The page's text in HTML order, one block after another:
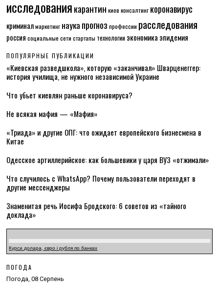
исследованиякарантин киев консалтинг коронавирус
криминалмаркетинг наукапрогноз профессии расследования
россия социальные сети стартапы технологии экономика эпидемия
ПОПУЛЯРНЫЕ ПУБЛИКАЦИИ
«Киевская разведшкола», которую «заканчивал» Шварценеггер:
история училища, не нужного независимой Украине
Что убьет киевлян раньше коронавируса?
Не всякая мафия — «Мафия»
«Триада» и другие ОПГ: что ожидает европейского бизнесмена в
Китае
Одесское артиллерийское: как большевики у царя ВУЗ «отжимали»
Что случилось с WhatsApp? Почему пользователи переходят в
другие мессенджеры
Знаменитая речь Иосифа Бродского: 6 советов из «тайного
доклада»
Курси долара, євро і рубля по банках
ПОГОДА
Погода, 08 Серпень